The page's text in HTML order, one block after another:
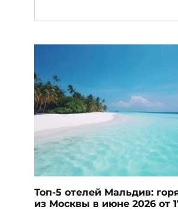
Топ-5 отелей Мальдив:
из Москвы в июне 2026 от